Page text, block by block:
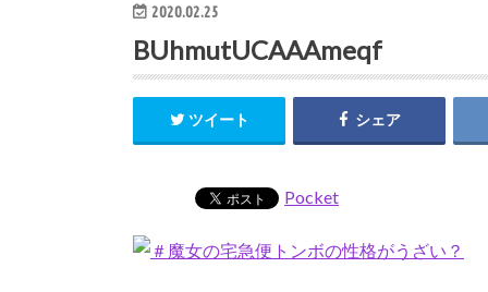
2020.02.25
BUhmutUCAAAmeqf
ツイート シェア
Pocket